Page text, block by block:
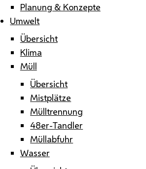
Planung & Konzepte
Umwelt
Übersicht
Klima
Müll
Übersicht
Mistplätze
Mülltrennung
48er-Tandler
Müllabfuhr
Wasser